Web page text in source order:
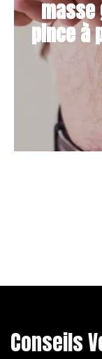
masse
pince à
Conseils